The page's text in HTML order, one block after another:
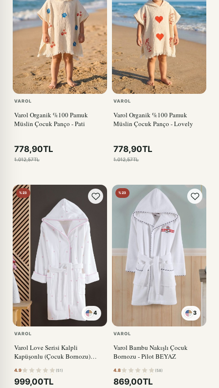
VAROL
Varol Organik %100 Pamuk
Müslin Çocuk Panço - Pati
778,90TL
1.012,57TL
VAROL
Varol Organik %100 Pamuk
Müslin Çocuk Panço - Lovely
778,90TL
1.012,57TL
%23
4
VAROL
Varol Love Serisi Kalpli
Kapüşonlu (Çocuk Bornozu)
4.9 (51)
999,00TL
%23
3
VAROL
Varol Bambu Nakışlı Çocuk
Bornozu - Pilot BEYAZ
4.8 (58)
869,00TL